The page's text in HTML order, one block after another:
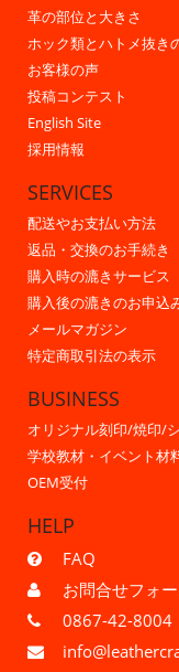
革の部位と大きさ
ホック類とハトメ抜き
お客様の声
投稿コンテスト
English Site
採用情報
SERVICES
配送やお支払い方法
返品・交換のお手続き
購入時の漉きサービス
購入後の漉きのお申込
メールマガジン
特定商取引法の表示
BUSINESS
オリジナル刻印/焼印/
学校教材・イベント材
OEM受付
HELP
FAQ
お問合せフォ
0867-42-8004